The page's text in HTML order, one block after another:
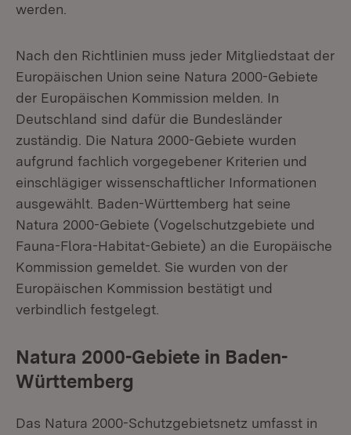
werden.
Nach den Richtlinien muss jeder Mitgliedstaat der
Europäischen Union seine Natura 2000-Gebiete
der Europäischen Kommission melden. In
Deutschland sind dafür die Bundesländer
zuständig. Die Natura 2000-Gebiete wurden
aufgrund fachlich vorgegebener Kriterien und
einschlägiger wissenschaftlicher Informationen
ausgewählt. Baden-Württemberg hat seine
Natura 2000-Gebiete (Vogelschutzgebiete und
Fauna-Flora-Habitat-Gebiete) an die Europäische
Kommission gemeldet. Sie wurden von der
Europäischen Kommission bestätigt und
verbindlich festgelegt.
Natura 2000-Gebiete in Baden-
Württemberg
Das Natura 2000-Schutzgebietsnetz umfasst in